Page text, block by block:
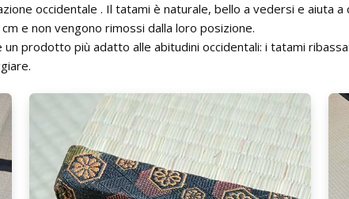
occidentale . Il tatami è naturale, bello a vedersi e aiuta
e non vengono rimossi dalla loro posizione.
prodotto più adatto alle abitudini occidentali: i tatami